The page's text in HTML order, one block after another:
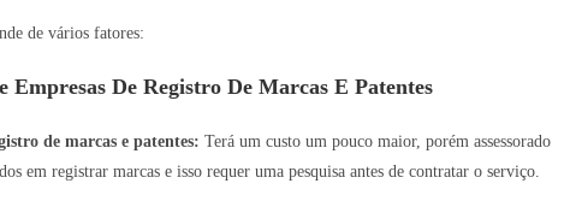
de vários fatores:
De Registro De Marcas E Patentes
de marcas e patentes: Terá um custo um pouco maior, porém assessorado
em registrar marcas e isso requer uma pesquisa antes de contratar o serviço.